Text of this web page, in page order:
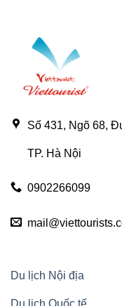
Số 431, Ngõ 68,
TP. Hà Nội
0902266099
Du lịch Nội địa
Du lịch Quốc tế